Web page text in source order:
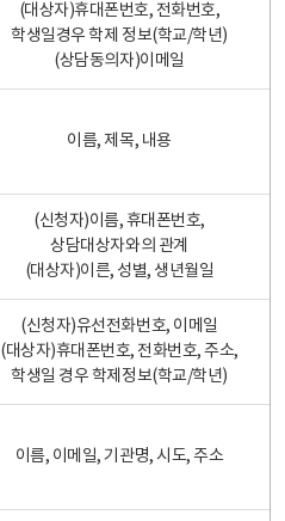
(대상자)휴대폰번호, 전화번호,
학생일경우 학제 정보(학교/학년)
(상담동의자)이메일
이름, 제목, 내용
(신청자)이름, 휴대폰번호,
상담대상자와의 관계
(대상자)이른, 성별, 생년월일
(신청자)유선전화번호, 이메일
(대상자)휴대폰번호, 전화번호, 주소,
학생일 경우 학제정보(학교/학년)
이름, 이메일, 기관명, 시도, 주소